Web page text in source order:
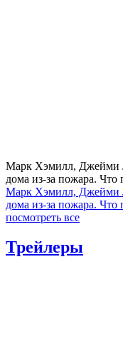
Марк Хэмилл, Джейми
дома из-за пожара. Что
Марк Хэмилл, Джейми
дома из-за пожара. Что
посмотреть все
Трейлеры